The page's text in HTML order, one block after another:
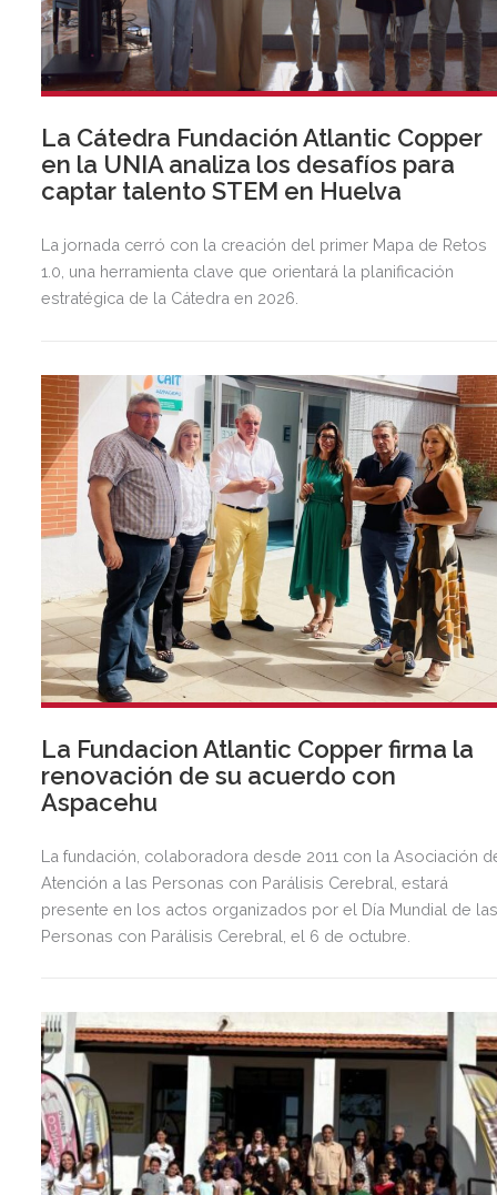
La Cátedra Fundación Atlantic Copper
en la UNIA analiza los desafíos para
captar talento STEM en Huelva
La jornada cerró con la creación del primer Mapa de Retos
1.0, una herramienta clave que orientará la planificación
estratégica de la Cátedra en 2026.
La Fundacion Atlantic Copper firma la
renovación de su acuerdo con
Aspacehu
La fundación, colaboradora desde 2011 con la Asociación
Atención a las Personas con Parálisis Cerebral, estará
presente en los actos organizados por el Día Mundial de
Personas con Parálisis Cerebral, el 6 de octubre.